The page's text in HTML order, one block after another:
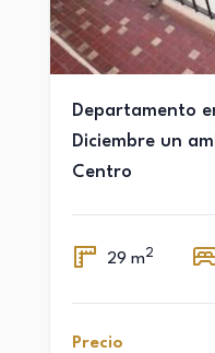
Departamento
Diciembre un
Centro
29 m2
Precio